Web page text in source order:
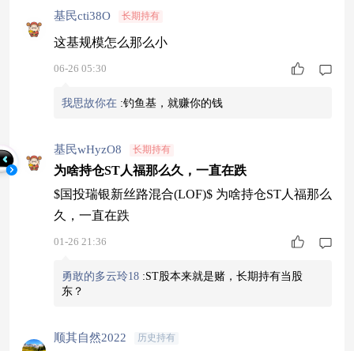
基民cti38O 长期持有
这基规模怎么那么小
06-26 05:30
我思故你在 :钓鱼基，就赚你的钱
基民wHyzO8 长期持有
为啥持仓ST人福那么久，一直在跌
$国投瑞银新丝路混合(LOF)$ 为啥持仓ST人福那么
久，一直在跌
01-26 21:36
勇敢的多云玲18 :ST股本来就是赌，长期持有当股
东？
顺其自然2022 历史持有